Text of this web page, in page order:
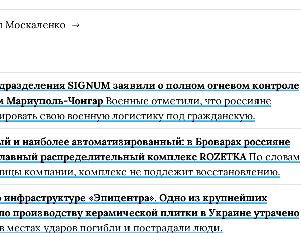
SIGNUM заявили о полном огневом контроле
Мариуполь-Чонгар Военные отметили, что россияне
свою военную логистику под гражданскую.
и наиболее автоматизированный: в Броварах россияне
распределительный комплекс ROZETKAПо словам
компании, комплекс не подлежит восстановлению.
«Эпицентра». Одно из крупнейших
производству керамической плитки в Украине утрачено
местах ударов погибли и пострадали люди.